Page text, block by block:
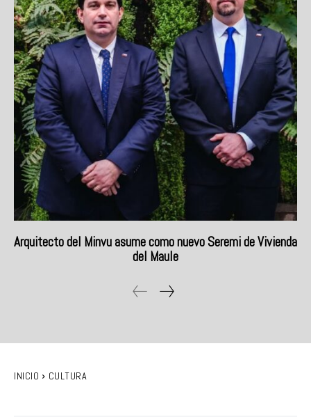
Arquitecto del Minvu asume como nuevo Seremi de Vivienda
del Maule